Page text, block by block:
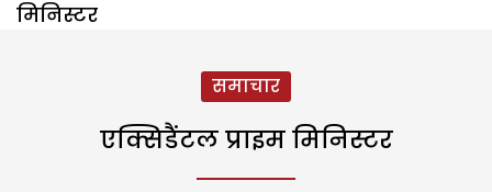
मिनिस्टर
समाचार
एक्सिडैंटल प्राइम मिनिस्टर